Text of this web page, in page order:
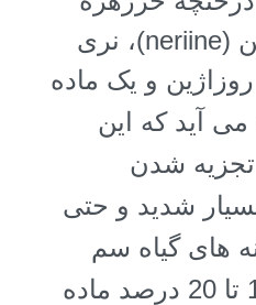
(neriine)
، نری
روزاژین و یک ماده
آید که این
شدن
شدید و حتی
های گیاه سم
الحمار نیز دارای 15 تا 20 درصد ماده